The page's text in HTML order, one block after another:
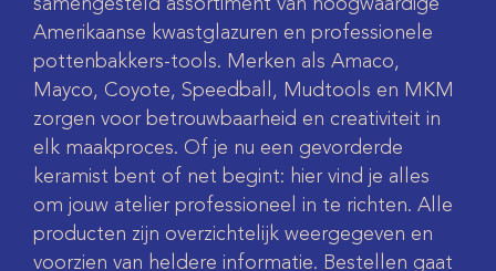
samengesteld assortiment van hoogwaardige
Amerikaanse kwastglazuren en professionele
pottenbakkers-tools. Merken als Amaco,
Mayco, Coyote, Speedball, Mudtools en MKM
zorgen voor betrouwbaarheid en creativiteit in
elk maakproces. Of je nu een gevorderde
keramist bent of net begint: hier vind je alles
om jouw atelier professioneel in te richten. Alle
producten zijn overzichtelijk weergegeven en
voorzien van heldere informatie. Bestellen gaat